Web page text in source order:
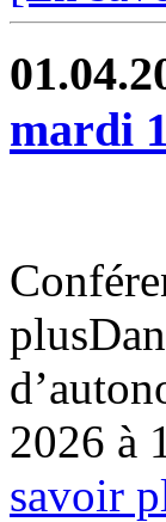
mardi
2026 à
savoir